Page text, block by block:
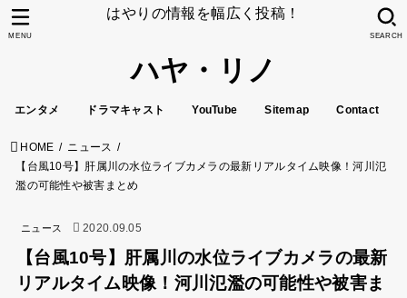
はやりの情報を幅広く投稿！
ハヤ・リノ
エンタメ ドラマキャスト YouTube Sitemap Contact
SEARCH
MENU
HOME
ニュース
【台風10号】肝属川の水位ライブカメラの最新リアルタイム映像！河川氾
濫の可能性や被害まとめ
ニュース 2020.09.05
【台風10号】肝属川の水位ライブカメラの最新
リアルタイム映像！河川氾濫の可能性や被害ま